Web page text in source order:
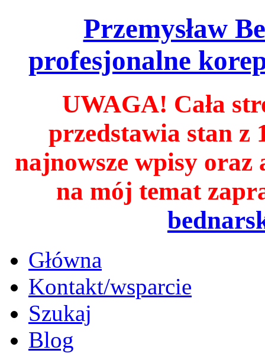
Przemysław
profesjonalne
UWAGA! Cała
przedstawia stan z
najnowsze wpisy
na mój temat
Główna
Kontakt/wsparcie
Szukaj
Blog